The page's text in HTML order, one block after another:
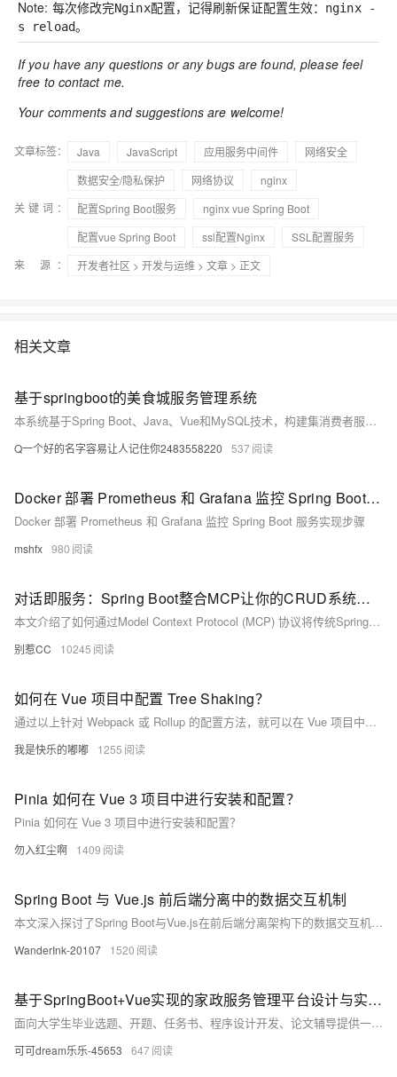
Note: 每次修改完Nginx配置，记得刷新保证配置生效：
nginx -
s reload。
If you have any questions or any bugs are found, please feel
free to contact me.
Your comments and suggestions are welcome!
文章标签： Java JavaScript 应用服务中间件
网络安全
数据安全/隐私保护
网络协议
nginx
关键词：
配置Spring Boot服务
nginx vue Spring Boot
配置vue Spring Boot
ssl配置Nginx
SSL配置服务
来 源：
开发者社区 > 开发与运维 > 文章 > 正文
相关文章
基于springboot的美食城服务管理系统
本系统基于Spring Boot、Java、Vue和MySQL技术，构建集消费者服务、商家管理与后台监管于一体的美食城综合管理平台，提升运营效率与用户体验。
Q一个好的名字容易让人记住你2483558220 537
Docker 部署 Prometheus 和 Grafana 监控 Spring Boot 服务
Docker 部署 Prometheus 和 Grafana 监控 Spring Boot 服务实现步骤
mshfx 980
对话即服务：Spring Boot整合MCP让你的CRUD系统秒变AI助手
本文介绍了如何通过Model Context Protocol (MCP) 协议将传统Spring Boot服务改造为支持AI交互的智能系统。MCP作为“万能适配器”，让AI以统一方式与多种服务和数据源交互，降低开发复杂度。文章以图书管理服务为例，详细说明了引入依赖、配置MCP服务器、改造服务方法（注解方式或函数Bean方式）及接口测试的全流程。最终实现用户通过自然语言查询数据库的功能，展示了MCP在简化AI集成、提升系统易用性方面的价值。未来，“对话即服务”有望成为主流开发范式。
别惹CC 10245
如何在 Vue 项目中配置 Tree Shaking？
通过以上针对 Webpack 或 Rollup 的配置方法，就可以在 Vue 项目中有效地启用 Tree Shaking，从而优化项目的打包体积，提高项目的性能和加载速度。在实际配置过程中，需要根据项目的具体情况和需求，对配置进行适当的调整和优化。
我是快乐的嘟嘟 1255
Pinia 如何在 Vue 3 项目中进行安装和配置？
Pinia 如何在 Vue 3 项目中进行安装和配置？
勿入红尘啊 1409
Spring Boot 与 Vue.js 前后端分离中的数据交互机制
本文深入探讨了Spring Boot与Vue.js在前后端分离架构下的数据交互机制。通过对比传统`model.addAttribute()`方法与RESTful API的设计，分析了两者在耦合性、灵活性及可扩展性方面的差异。Spring Boot以RESTful API提供数据服务，Vue.js借助Axios消费API并动态渲染页面，实现了职责分明的解耦架构。该模式显著提升了系统的灵活性和维护性，适用于复杂应用场景如论坛、商城系统等，为现代Web开发提供了重要参考。
WanderInk-20107 1520
基于SpringBoot+Vue实现的家政服务管理平台设计与实现（计算机毕设项目实战+源码+文档）
面向大学生毕业选题、开题、任务书、程序设计开发、论文辅导提供一站式服务。主要服务：程序设计开发、代码修改、成品部署、支持定制、论文辅导，助力毕设！
可可dream乐乐-45653 647